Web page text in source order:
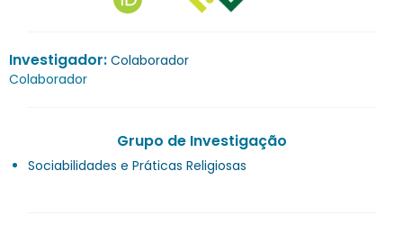
Investigador: Colaborador
Colaborador
Grupo de Investigação
Sociabilidades e Práticas Religiosas